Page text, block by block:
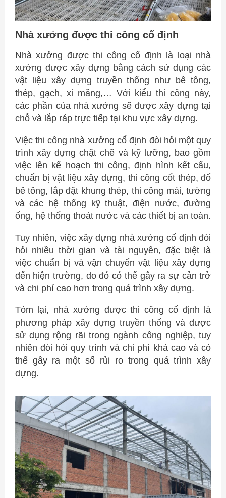
Nhà xưởng được thi công cố định
Nhà xưởng được thi công cố định là loại nhà
xưởng được xây dựng bằng cách sử dụng các
vật liệu xây dựng truyền thống như bê tông,
thép, gạch, xi măng,… Với kiểu thi công này,
các phần của nhà xưởng sẽ được xây dựng tại
chỗ và lắp ráp trực tiếp tại khu vực xây dựng.
Việc thi công nhà xưởng cố định đòi hỏi một quy
trình xây dựng chặt chẽ và kỹ lưỡng, bao gồm
việc lên kế hoạch thi công, định hình kết cấu,
chuẩn bị vật liệu xây dựng, thi công cốt thép, đổ
bê tông, lắp đặt khung thép, thi công mái, tường
và các hệ thống kỹ thuật, điện nước, đường
ống, hệ thống thoát nước và các thiết bị an toàn.
Tuy nhiên, việc xây dựng nhà xưởng cố định đòi
hỏi nhiều thời gian và tài nguyên, đặc biệt là
việc chuẩn bị và vận chuyển vật liệu xây dựng
đến hiện trường, do đó có thể gây ra sự cản trở
và chi phí cao hơn trong quá trình xây dựng.
Tóm lại, nhà xưởng được thi công cố định là
phương pháp xây dựng truyền thống và được
sử dụng rộng rãi trong ngành công nghiệp, tuy
nhiên đòi hỏi quy trình và chi phí khá cao và có
thể gây ra một số rủi ro trong quá trình xây
dựng.